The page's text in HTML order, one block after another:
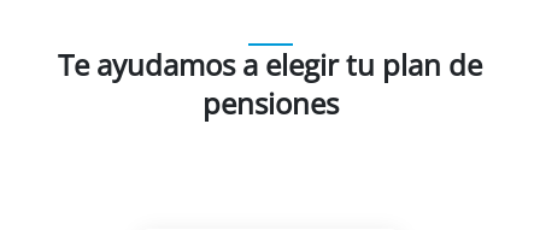
Te ayudamos a elegir tu plan de
pensiones